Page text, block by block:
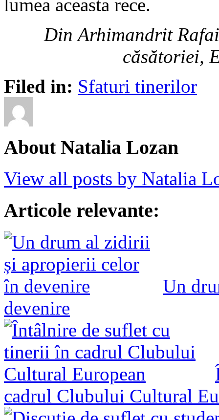
lumea aceasta rece.
Din Arhimandrit
căsătoriei,
Filed in: Sfaturi tinerilor
About Natalia Lozan
View all posts by Natalia
Articole relevante:
Un
devenire
cadrul Clubului Cultural